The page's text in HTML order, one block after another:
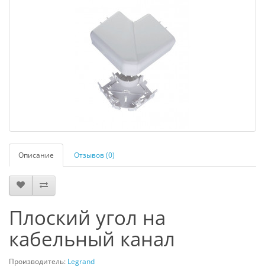
Описание Отзывов (0)
Плоский угол на
кабельный канал
Производитель: Legrand